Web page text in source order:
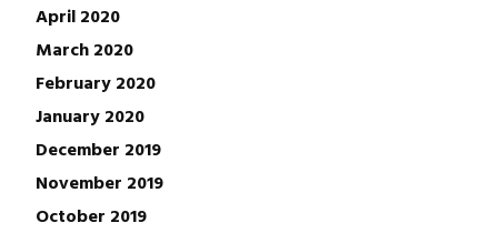
April 2020
March 2020
February 2020
January 2020
December 2019
November 2019
October 2019